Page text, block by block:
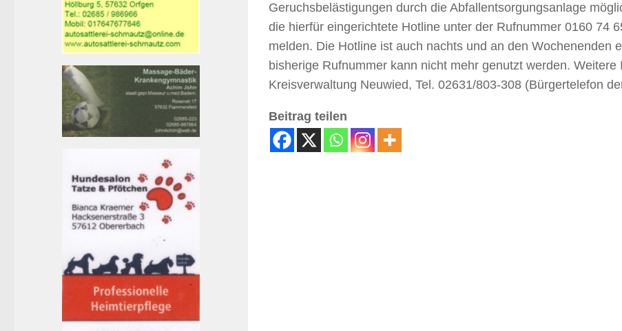
Geruchsbelästigungen durch die Abfallentsorgungsanlage
die hierfür eingerichtete Hotline unter der Rufnummer 0160 74
melden. Die Hotline ist auch nachts und an den Wochenenden
bisherige Rufnummer kann nicht mehr genutzt werden. Weitere
Kreisverwaltung Neuwied, Tel. 02631/803-308 (Bürgertelefon
Beitrag teilen